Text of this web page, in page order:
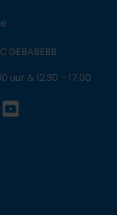
GEBABEBB
uur & 12.30 – 17.00